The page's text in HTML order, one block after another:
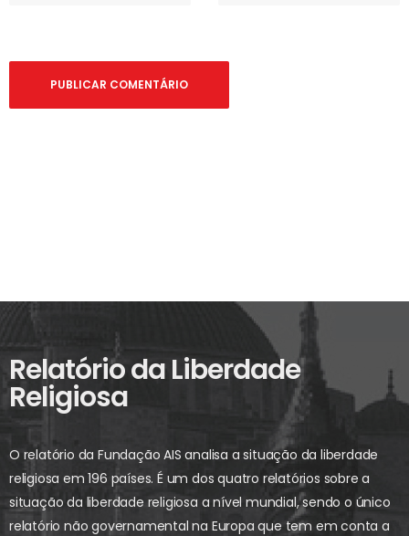
Relatório da Liberdade
Religiosa
O relatório da Fundação AIS analisa a situação da liberdade
religiosa em 196 países. É um dos quatro relatórios sobre a
situação da liberdade religiosa a nível mundial, sendo o único
relatório não governamental na Europa que tem em conta a